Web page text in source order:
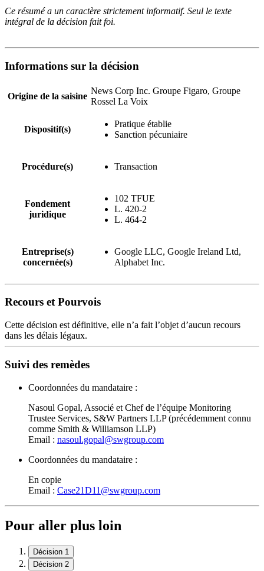
Ce résumé a un caractère strictement informatif. Seul le texte
intégral de la décision fait foi.
Informations sur la décision
Origine de la saisine
News Corp Inc. Groupe Figaro, Groupe
Rossel La Voix
Dispositif(s)
Pratique établie
Sanction pécuniaire
Procédure(s) Transaction
Fondement
juridique
102 TFUE
L. 420-2
L. 464-2
Entreprise(s)
concernée(s)
Google LLC, Google Ireland Ltd,
Alphabet Inc.
Recours et Pourvois
Cette décision est définitive, elle n’a fait l’objet d’aucun recours
dans les délais légaux.
Suivi des remèdes
Coordonnées du mandataire :
Nasoul Gopal, Associé et Chef de l’équipe Monitoring
Trustee Services, S&W Partners LLP (précédemment connu
comme Smith & Williamson LLP)
Email : nasoul.gopal@swgroup.com
Coordonnées du mandataire :
En copie
Email : Case21D11@swgroup.com
Pour aller plus loin
Décision 1
Décision 2